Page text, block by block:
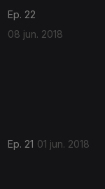
Ep. 22
08 jun. 2018
Ep. 21 01 jun. 2018